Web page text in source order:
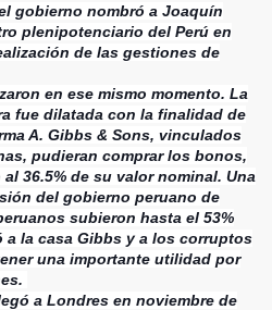
gobierno nombró a Joaquín
plenipotenciario del Perú en
de las gestiones de
en ese mismo momento. La
fue dilatada con la finalidad de
A. Gibbs & Sons, vinculados
pudieran comprar los bonos,
36.5% de su valor nominal. Una
del gobierno peruano de
subieron hasta el 53%
a la casa Gibbs y a los corruptos
una importante utilidad por
a Londres en noviembre de